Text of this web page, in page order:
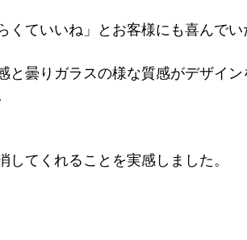
くていいね」とお客様にも喜んでい
と曇りガラスの様な質感がデザイ
てくれることを実感しました。